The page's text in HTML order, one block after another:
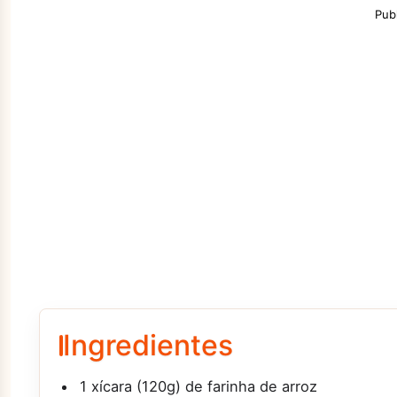
Ingredientes
1 xícara (120g) de farinha de arroz